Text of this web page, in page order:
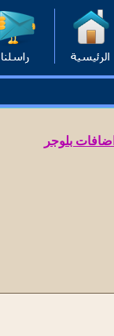
اضافات بلوجر